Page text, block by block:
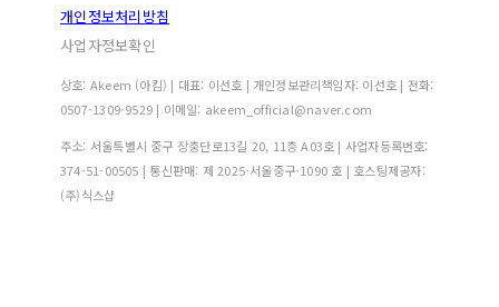
개인정보처리방침
사업자정보확인
상호: Akeem (아킴) | 대표: 이선호 | 개인정보관리책임자: 이선호 | 전화:
0507-1309-9529 | 이메일: akeem_official@naver.com
주소: 서울특별시 중구 장충단로13길 20, 11층 A03호 | 사업자등록번호:
374-51-00505 | 통신판매: 제 2025-서울중구-1090 호 | 호스팅제공자:
(주)식스샵